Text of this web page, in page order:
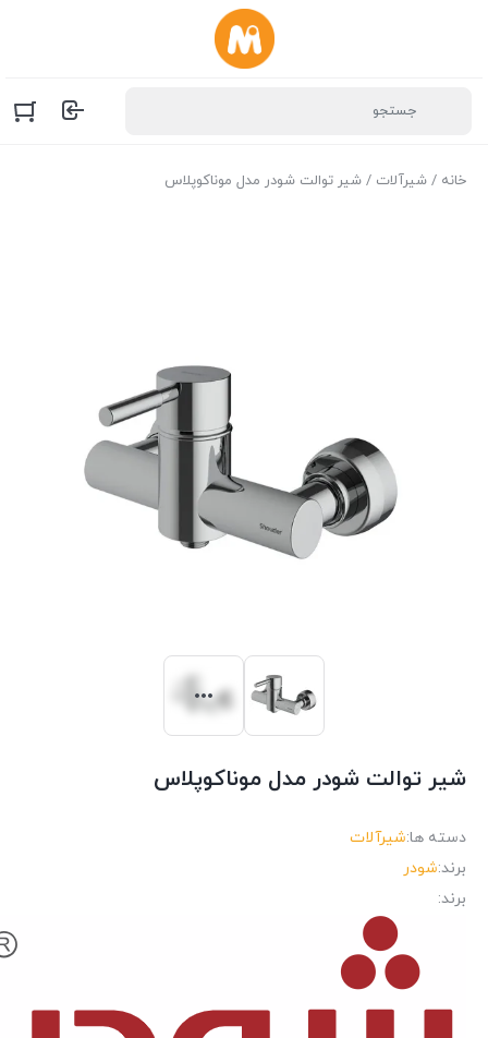
خانه / شیرآلات / شیر توالت شودر مدل موناکوپلاس
شیر توالت شودر مدل موناکوپلاس
دسته ها:شیرآلات
برند:شودر
برند: